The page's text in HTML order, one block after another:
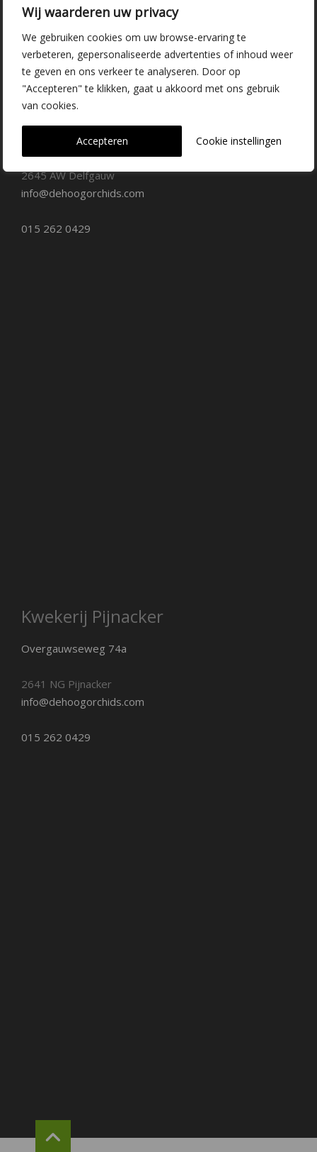
Wij waarderen uw privacy
We gebruiken cookies om uw browse-ervaring te
verbeteren, gepersonaliseerde advertenties of inhoud weer
te geven en ons verkeer te analyseren. Door op
"Accepteren" te klikken, gaat u akkoord met ons gebruik
van cookies.
Cookie instellingen
Accepteren
Over ons
Vacatures
Contact
Kwekerij Delfgauw
Vrederustlaan 10
2645 AW Delfgauw
info@dehoogorchids.com
015 262 0429
Kwekerij Pijnacker
Overgauwseweg 74a
2641 NG Pijnacker
info@dehoogorchids.com
015 262 0429